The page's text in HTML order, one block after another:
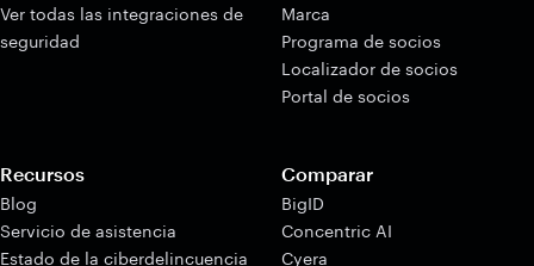
Ver todas las integraciones de
seguridad
Marca
Programa de socios
Localizador de socios
Portal de socios
Recursos
Blog
Servicio de asistencia
Estado de la ciberdelincuencia
Comparar
BigID
Concentric AI
Cyera